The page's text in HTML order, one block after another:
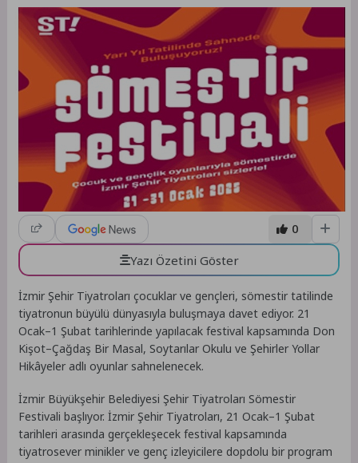
0
Yazı Özetini Göster
İzmir Şehir Tiyatroları çocuklar ve gençleri, sömestir tatilinde
tiyatronun büyülü dünyasıyla buluşmaya davet ediyor. 21
Ocak–1 Şubat tarihlerinde yapılacak festival kapsamında Don
Kişot–Çağdaş Bir Masal, Soytarılar Okulu ve Şehirler Yollar
Hikâyeler adlı oyunlar sahnelenecek.
İzmir Büyükşehir Belediyesi Şehir Tiyatroları Sömestir
Festivali başlıyor. İzmir Şehir Tiyatroları, 21 Ocak–1 Şubat
tarihleri arasında gerçekleşecek festival kapsamında
tiyatrosever minikler ve genç izleyicilere dopdolu bir program